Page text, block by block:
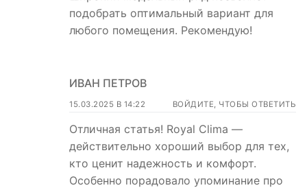
подобрать оптимальный вариант для
любого помещения. Рекомендую!
ИВАН ПЕТРОВ
15.03.2025 В 14:22 ВОЙДИТЕ, ЧТОБЫ ОТВЕТИТЬ
Отличная статья! Royal Clima —
действительно хороший выбор для тех,
кто ценит надежность и комфорт.
Особенно порадовало упоминание про